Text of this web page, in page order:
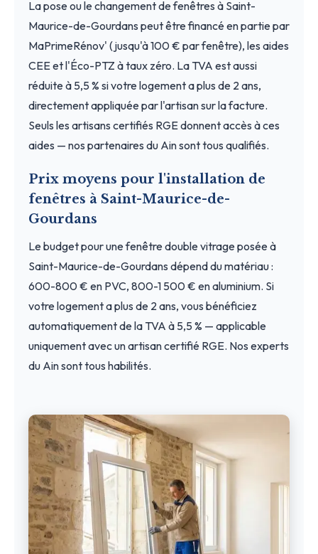
La pose ou le changement de fenêtres à Saint-
Maurice-de-Gourdans peut être financé en partie par
MaPrimeRénov' (jusqu'à 100 € par fenêtre), les aides
CEE et l'Éco-PTZ à taux zéro. La TVA est aussi
réduite à 5,5 % si votre logement a plus de 2 ans,
directement appliquée par l'artisan sur la facture.
Seuls les artisans certifiés RGE donnent accès à ces
aides — nos partenaires du Ain sont tous qualifiés.
Prix moyens pour l'installation de
fenêtres à Saint-Maurice-de-
Gourdans
Le budget pour une fenêtre double vitrage posée à
Saint-Maurice-de-Gourdans dépend du matériau :
600-800 € en PVC, 800-1 500 € en aluminium. Si
votre logement a plus de 2 ans, vous bénéficiez
automatiquement de la TVA à 5,5 % — applicable
uniquement avec un artisan certifié RGE. Nos experts
du Ain sont tous habilités.